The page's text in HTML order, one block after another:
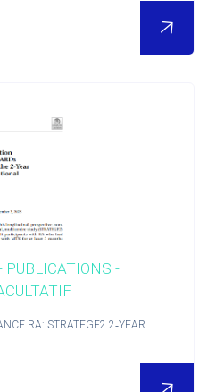
PUBLICATIONS -
RA: STRATEGE2 2‑YEAR